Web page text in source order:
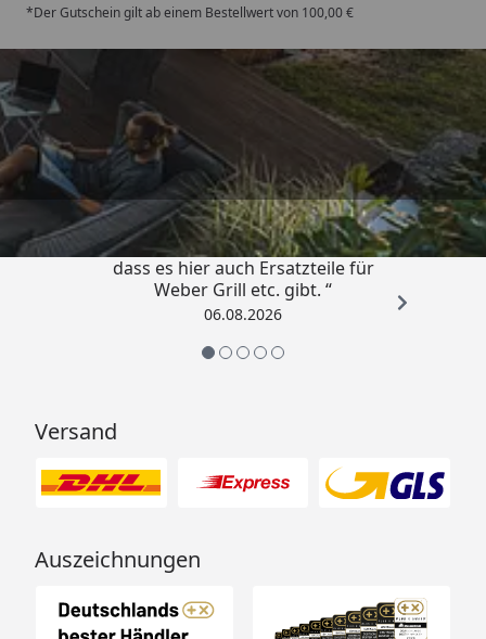
*Der Gutschein gilt ab einem Bestellwert von 100,00 €
Trusted Shops
4,85/ 5
„Schnell und zuverlässig! Schön,
dass es hier auch Ersatzteile für
Weber Grill etc. gibt. “
06.08.2026
Versand
Auszeichnungen